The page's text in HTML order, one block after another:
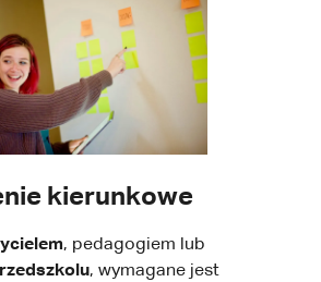
kierunkowe
, pedagogiem lub
, wymagane jest